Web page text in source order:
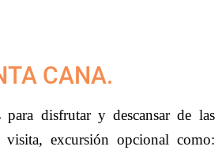
CANA.
disfrutar y descansar de las
excursión opcional como: